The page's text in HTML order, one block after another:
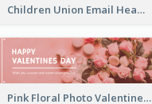
Children Union Email Header
Pink Floral Photo Valentines Day Email Header